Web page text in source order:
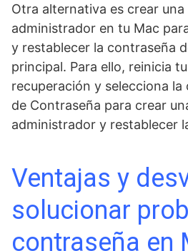
Otra alternativa es crear
administrador ‍en tu Mac
y restablecer la contraseña
principal. Para ello, reinicia⁢
recuperación ⁢y ⁤selecciona
de Contraseña para crear
administrador y restablecer
Ventajas y
solucionar
contraseña en